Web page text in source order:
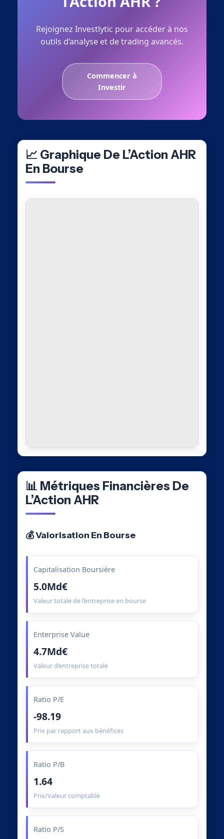
Rejoignez Investlytic pour accéder à nos
outils d’analyse et de trading avancés.
Commencer à
Investir
📈 Graphique De L’Action AHR
En Bourse
📊 Métriques Financières De
L’Action AHR
💰 Valorisation En Bourse
Capitalisation Boursière
5.0Md€
Valeur totale de l’entreprise en bourse
Enterprise Value
4.7Md€
Valeur d’entreprise totale
Ratio P/E
-98.19
Prix par rapport aux bénéfices
Ratio P/B
1.64
Prix/Valeur comptable
Ratio P/S